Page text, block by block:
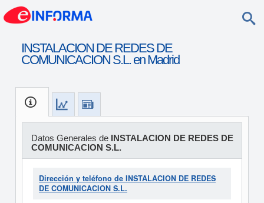
INSTALACION DE REDES DE
COMUNICACION S.L. en Madrid
Datos Generales de INSTALACION DE REDES DE
COMUNICACION S.L.
Dirección y teléfono de INSTALACION DE REDES
DE COMUNICACION S.L.